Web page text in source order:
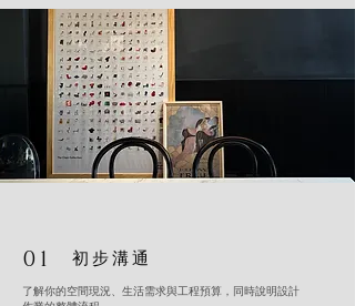
初步溝通
了解你的空間現況、生活需求與工程預算，同時說明設計
01